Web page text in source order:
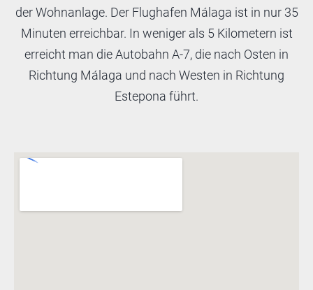
der Wohnanlage. Der Flughafen Málaga ist in nur 35
Minuten erreichbar. In weniger als 5 Kilometern ist
erreicht man die Autobahn A-7, die nach Osten in
Richtung Málaga und nach Westen in Richtung
Estepona führt.